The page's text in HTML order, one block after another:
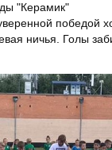
"Керамик"
победой
ничья. Голы